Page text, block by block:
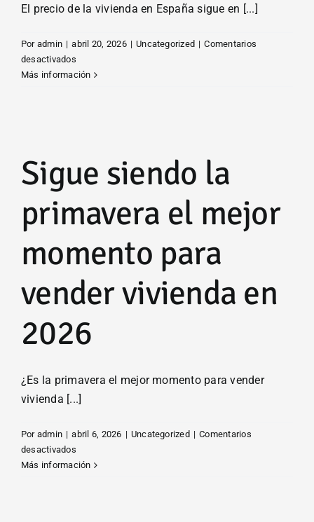
en
en
España
El precio de la vivienda en España sigue en [...]
Por admin | abril 20, 2026 | Uncategorized | Comentarios
desactivadosen
El
España
sigue
máximos
Más información
Sigue siendo la
primavera el mejor
momento para
vender vivienda en
2026
¿Es la primavera el mejor momento para vender
vivienda [...]
Por admin | abril 6, 2026 | Uncategorized | Comentarios
desactivadosen
Sigue
Más información